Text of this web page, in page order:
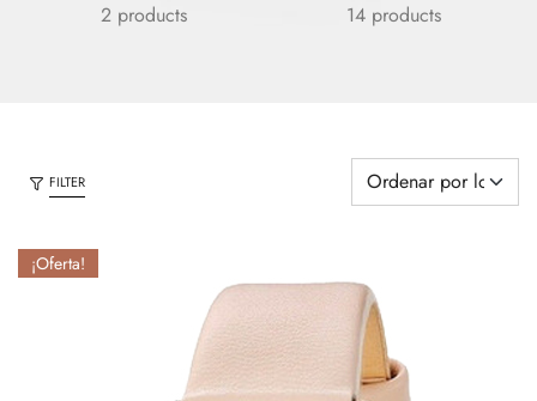
2 products 14 products
FILTER
¡Oferta!